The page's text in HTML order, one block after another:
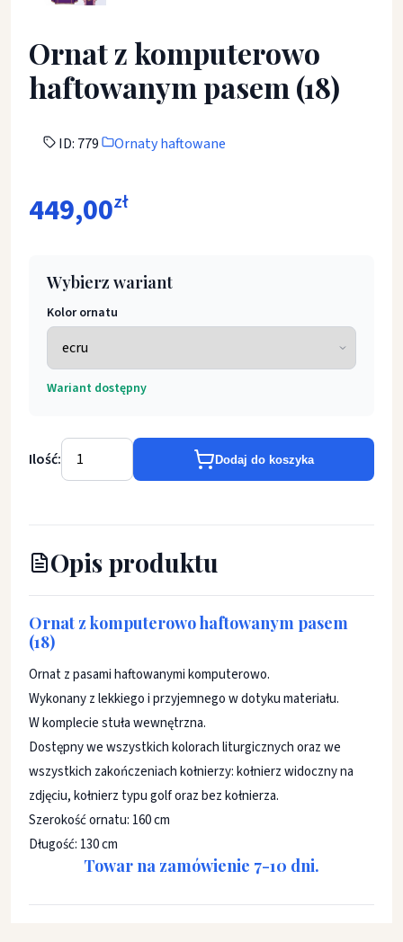
Ornat z komputerowo
haftowanym pasem (18)
ID: 779 Ornaty haftowane
449,00zł
Wybierz wariant
Kolor ornatu
Wariant dostępny
Ilość: Dodaj do koszyka
Opis produktu
Ornat z komputerowo haftowanym pasem
(18)
Ornat z pasami haftowanymi komputerowo.
Wykonany z lekkiego i przyjemnego w dotyku materiału.
W komplecie stuła wewnętrzna.
Dostępny we wszystkich kolorach liturgicznych oraz we
wszystkich zakończeniach kołnierzy: kołnierz widoczny na
zdjęciu, kołnierz typu golf oraz bez kołnierza.
Szerokość ornatu: 160 cm
Długość: 130 cm
Towar na zamówienie 7-10 dni.